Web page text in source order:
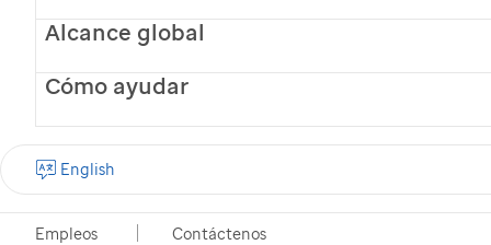
Alcance global
Cómo ayudar
Empleos Contáctenos
English
Pero esos sueños se vieron amenazados
cuando una resonancia magnética reveló la
existencia de un cáncer.